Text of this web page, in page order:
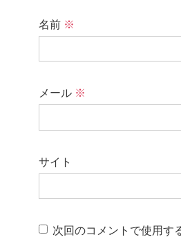
名前 ※
メール ※
サイト
次回のコメントで使用す